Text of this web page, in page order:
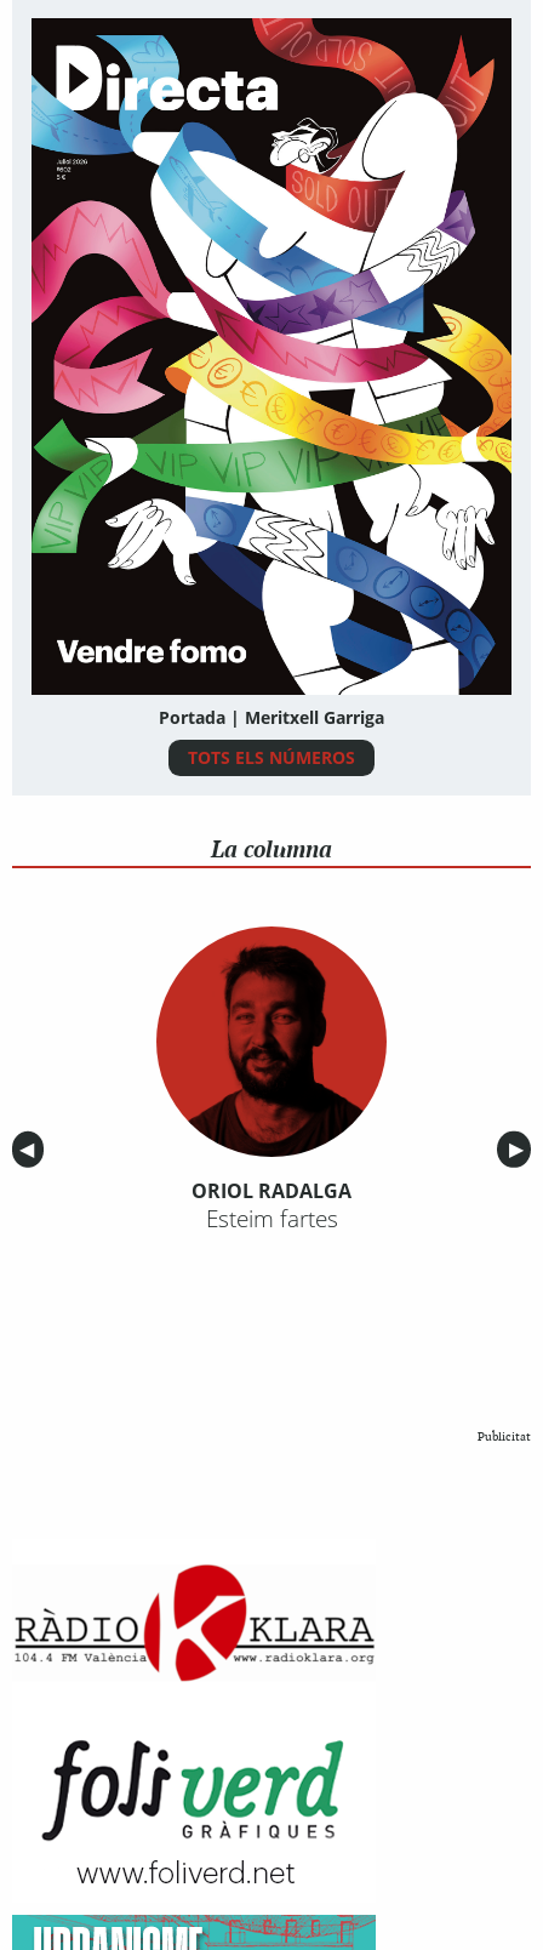
Portada | Meritxell Garriga
TOTS ELS NÚMEROS
La columna
Anterior
◀︎ ▶︎
ORIOL RADALGA
Esteim fartes
Publicitat